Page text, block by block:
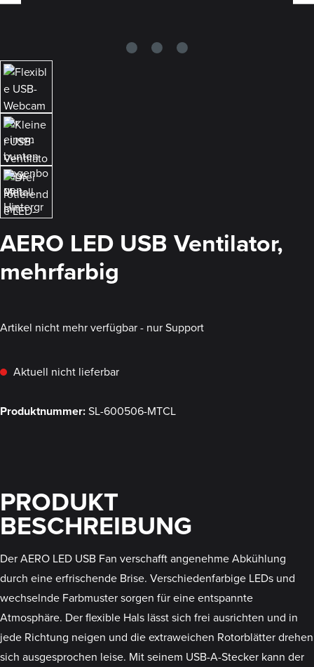
AERO LED USB Ventilator,
mehrfarbig
Artikel nicht mehr verfügbar - nur Support
Aktuell nicht lieferbar
Produktnummer:SL-600506-MTCL
PRODUKT
BESCHREIBUNG
Der AERO LED USB Fan verschafft angenehme Abkühlung
durch eine erfrischende Brise. Verschiedenfarbige LEDs und
wechselnde Farbmuster sorgen für eine entspannte
Atmosphäre. Der flexible Hals lässt sich frei ausrichten und in
jede Richtung neigen und die extraweichen Rotorblätter drehen
sich ausgesprochen leise. Mit seinem USB-A-Stecker kann der